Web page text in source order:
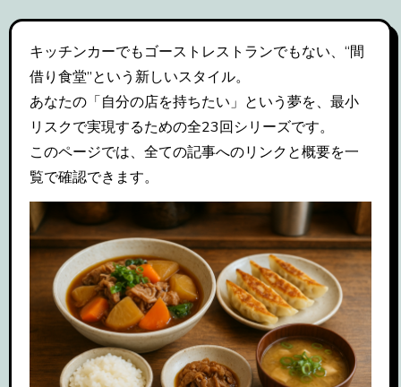
キッチンカーでもゴーストレストランでもない、“間
借り食堂”という新しいスタイル。
あなたの「自分の店を持ちたい」という夢を、最小
リスクで実現するための全23回シリーズです。
このページでは、全ての記事へのリンクと概要を一
覧で確認できます。